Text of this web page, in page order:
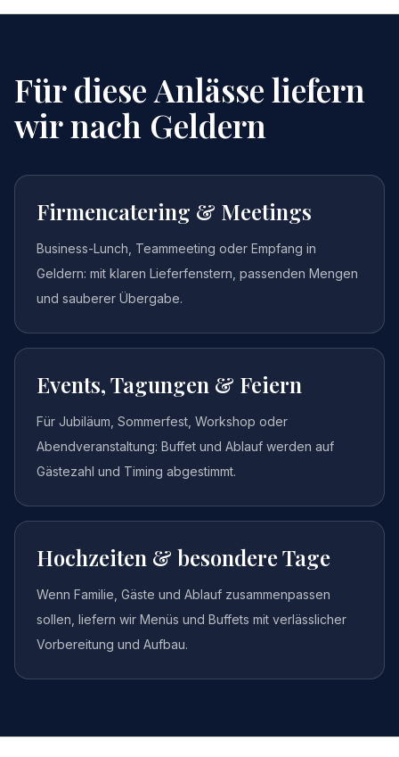
Für diese Anlässe liefern
wir nach Geldern
Firmencatering & Meetings
Business-Lunch, Teammeeting oder Empfang in
Geldern: mit klaren Lieferfenstern, passenden Mengen
und sauberer Übergabe.
Events, Tagungen & Feiern
Für Jubiläum, Sommerfest, Workshop oder
Abendveranstaltung: Buffet und Ablauf werden auf
Gästezahl und Timing abgestimmt.
Hochzeiten & besondere Tage
Wenn Familie, Gäste und Ablauf zusammenpassen
sollen, liefern wir Menüs und Buffets mit verlässlicher
Vorbereitung und Aufbau.